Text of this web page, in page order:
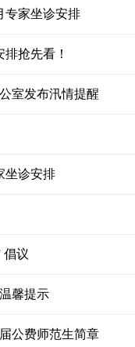
专家坐诊安排
抢先看！
室发布汛情提醒
坐诊安排
倡议
馨提示
公费师范生简章